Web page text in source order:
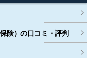
険）の口コミ・評判